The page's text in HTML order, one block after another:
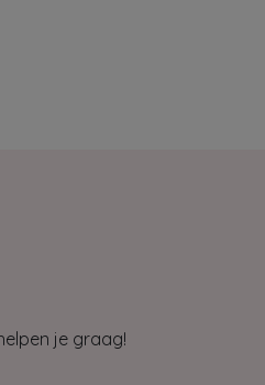
je graag!